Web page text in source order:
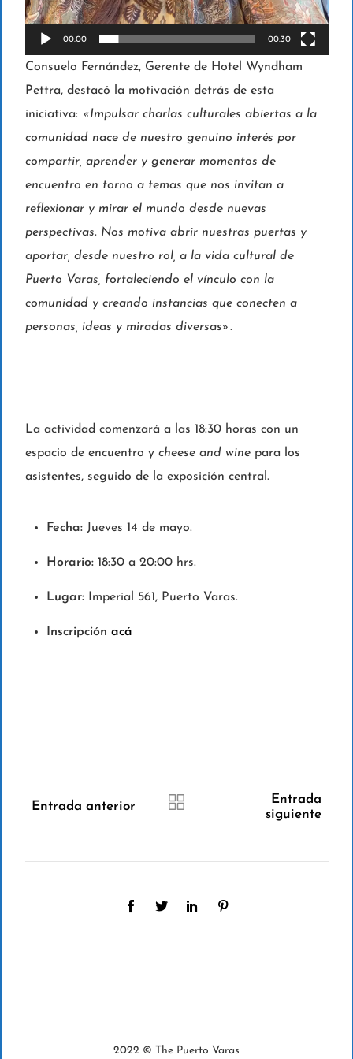
00:00 00:30
Consuelo Fernández, Gerente de Hotel Wyndham
Pettra, destacó la motivación detrás de esta
iniciativa: «Impulsar charlas culturales abiertas a la
comunidad nace de nuestro genuino interés por
compartir, aprender y generar momentos de
encuentro en torno a temas que nos invitan a
reflexionar y mirar el mundo desde nuevas
perspectivas. Nos motiva abrir nuestras puertas y
aportar, desde nuestro rol, a la vida cultural de
Puerto Varas, fortaleciendo el vínculo con la
comunidad y creando instancias que conecten a
personas, ideas y miradas diversas».
La actividad comenzará a las 18:30 horas con un
espacio de encuentro y cheese and winepara los
asistentes, seguido de la exposición central.
Fecha: Jueves 14 de mayo.
Horario: 18:30 a 20:00 hrs.
Lugar: Imperial 561, Puerto Varas.
Inscripciónacá
Entrada anterior
Entrada
siguiente
2022 © The Puerto Varas